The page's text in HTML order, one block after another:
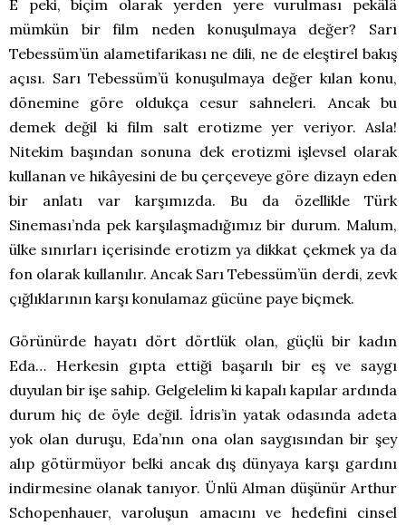
E peki, biçim olarak yerden yere vurulması pekâlâ
mümkün bir film neden konuşulmaya değer? Sarı
Tebessüm’ün alametifarikası ne dili, ne de eleştirel bakış
açısı. Sarı Tebessüm’ü konuşulmaya değer kılan konu,
dönemine göre oldukça cesur sahneleri. Ancak bu
demek değil ki film salt erotizme yer veriyor. Asla!
Nitekim başından sonuna dek erotizmi işlevsel olarak
kullanan ve hikâyesini de bu çerçeveye göre dizayn eden
bir anlatı var karşımızda. Bu da özellikle Türk
Sineması’nda pek karşılaşmadığımız bir durum. Malum,
ülke sınırları içerisinde erotizm ya dikkat çekmek ya da
fon olarak kullanılır. Ancak Sarı Tebessüm’ün derdi, zevk
çığlıklarının karşı konulamaz gücüne paye biçmek.
Görünürde hayatı dört dörtlük olan, güçlü bir kadın
Eda… Herkesin gıpta ettiği başarılı bir eş ve saygı
duyulan bir işe sahip. Gelgelelim ki kapalı kapılar ardında
durum hiç de öyle değil. İdris’in yatak odasında adeta
yok olan duruşu, Eda’nın ona olan saygısından bir şey
alıp götürmüyor belki ancak dış dünyaya karşı gardını
indirmesine olanak tanıyor. Ünlü Alman düşünür Arthur
Schopenhauer, varoluşun amacını ve hedefini cinsel